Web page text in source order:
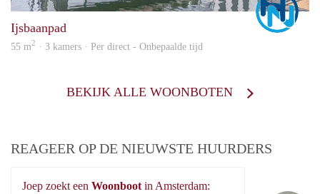
Ijsbaanpad
55 m2 · 3 kamers · Per direct - Onbepaalde tijd
BEKIJK ALLE WOONBOTEN
REAGEER OP DE NIEUWSTE HUURDERS
Joep zoekt een Woonboot in Amsterdam: